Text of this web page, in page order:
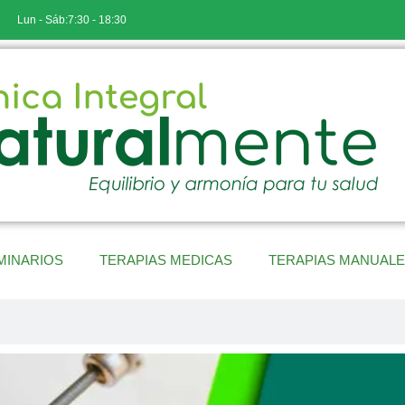
Lun - Sáb:7:30 - 18:30
TERAPIAS MEDICAS TERAPIAS